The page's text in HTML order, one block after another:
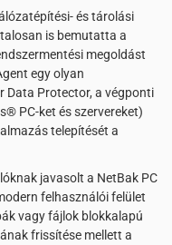
és tárolási
is bemutatta a
megoldást
egy olyan
Data Protector, a végponti
PC-ket és szervereket)
telepítését a
javasolt a NetBak PC
felhasználói felület
vagy fájlok blokkalapú
frissítése mellett a